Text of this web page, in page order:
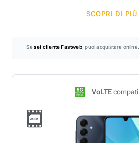
SCOPRI DI PIÙ
Sesei cliente Fastweb, puoi acquistare
VoLTE